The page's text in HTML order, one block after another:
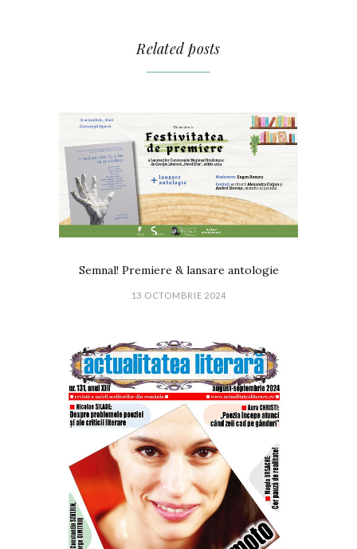
Related posts
Semnal! Premiere & lansare antologie
13 OCTOMBRIE 2024